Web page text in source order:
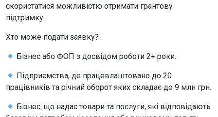
скористатися можливістю отримати грантову
підтримку.
Хто може подати заявку?
Бізнес або ФОП з досвідом роботи 2+ роки.
Підприємства, де працевлаштовано до 20
працівників та річний оборот яких складає до 9 млн грн.
Бізнес, що надає товари та послуги, які відповідають